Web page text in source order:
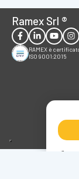
Ramex Srl ®
RAMEX è
ISO 9001:2015